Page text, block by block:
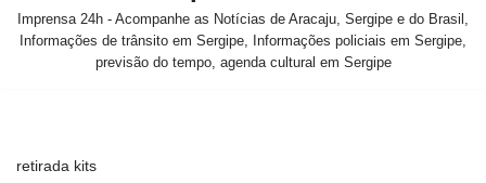
Imprensa 24h - Acompanhe as Notícias de Aracaju, Sergipe e do Brasil,
Informações de trânsito em Sergipe, Informações policiais em Sergipe,
previsão do tempo, agenda cultural em Sergipe
retirada kits